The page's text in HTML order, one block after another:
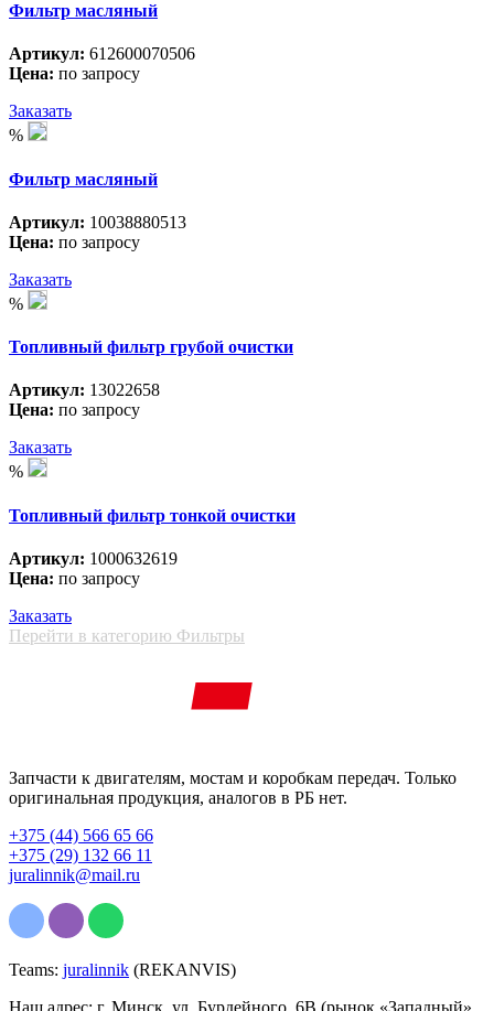
Фильтр масляный
Артикул: 612600070506
Цена: по запросу
Заказать
%
Фильтр масляный
Артикул: 10038880513
Цена: по запросу
Заказать
%
Топливный фильтр грубой очистки
Артикул: 13022658
Цена: по запросу
Заказать
%
Топливный фильтр тонкой очистки
Артикул: 1000632619
Цена: по запросу
Заказать
Перейти в категорию Фильтры
Запчасти к двигателям, мостам и коробкам передач. Только
оригинальная продукция, аналогов в РБ нет.
+375 (44) 566 65 66
+375 (29) 132 66 11
juralinnik@mail.ru
Teams: juralinnik (REKANVIS)
Наш адрес: г. Минск, ул. Бурдейного, 6В (рынок «Западный»,